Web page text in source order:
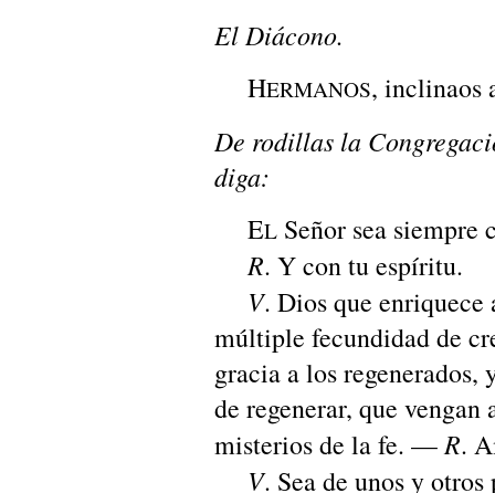
El Diácono.
HERMANOS, inclinaos
De rodillas la
diga:
EL Señor sea siempre
R. Y con tu espíritu.
V. Dios que
múltiple fecundidad de
gracia a los regenerados,
de regenerar, que vengan
misterios de la fe. —R.
V. Sea de unos y